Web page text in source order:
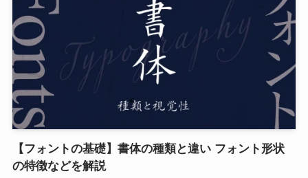
【フォントの基礎】書体の種類と違い フォント形状
の特徴などを解説